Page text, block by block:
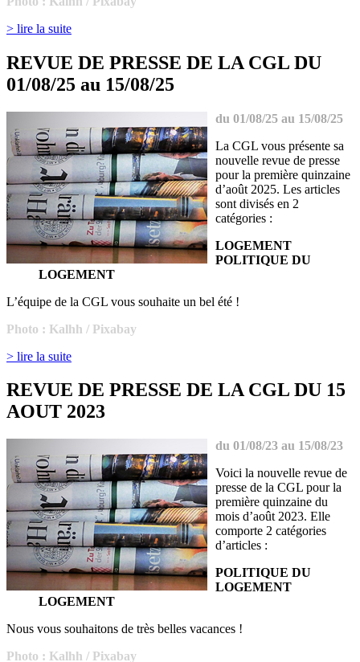
> lire la suite
REVUE DE PRESSE DE LA CGL DU
01/08/25 au 15/08/25
du 01/08/25 au 15/08/25
La CGL vous présente sa
nouvelle revue de presse
pour la première quinzaine
d’août 2025. Les articles
sont divisés en 2
catégories :
LOGEMENT
POLITIQUE DU
LOGEMENT
L’équipe de la CGL vous souhaite un bel été !
Photo : Kalhh / Pixabay
> lire la suite
REVUE DE PRESSE DE LA CGL DU 15
AOUT 2023
du 01/08/23 au 15/08/23
Voici la nouvelle revue de
presse de la CGL pour la
première quinzaine du
mois d’août 2023. Elle
comporte 2 catégories
d’articles :
POLITIQUE DU
LOGEMENT
LOGEMENT
Nous vous souhaitons de très belles vacances !
Photo : Kalhh / Pixabay